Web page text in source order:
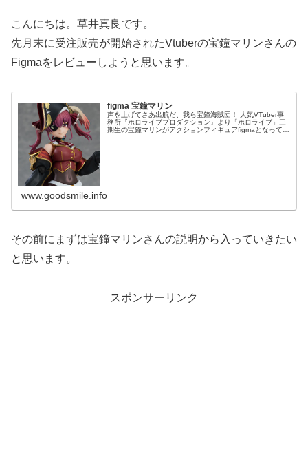
こんにちは。草井真良です。
先月末に受注販売が開始されたVtuberの宝鐘マリンさんの
Figmaをレビューしようと思います。
figma 宝鐘マリン
声を上げてさあ出航だ、我ら宝鐘海賊団！ 人気VTuber事
務所『ホロライブプロダクション』より「ホロライブ」三
期生の宝鐘マリンがアクションフィギュアfigmaとなって登
www.goodsmile.info
その前にまずは宝鐘マリンさんの説明から入っていきたい
と思います。
スポンサーリンク